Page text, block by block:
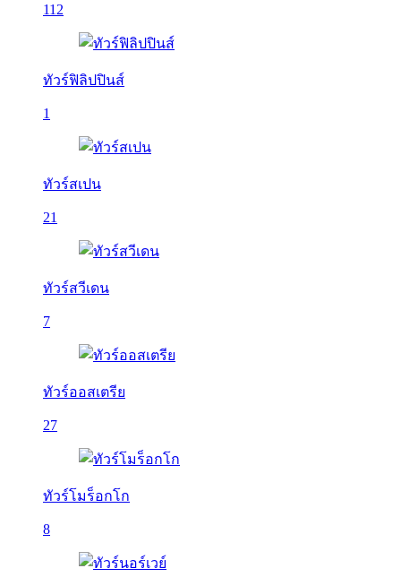
112
ทัวร์ฟิลิปปินส์
1
ทัวร์สเปน
21
ทัวร์สวีเดน
7
ทัวร์ออสเตรีย
27
ทัวร์โมร็อกโก
8